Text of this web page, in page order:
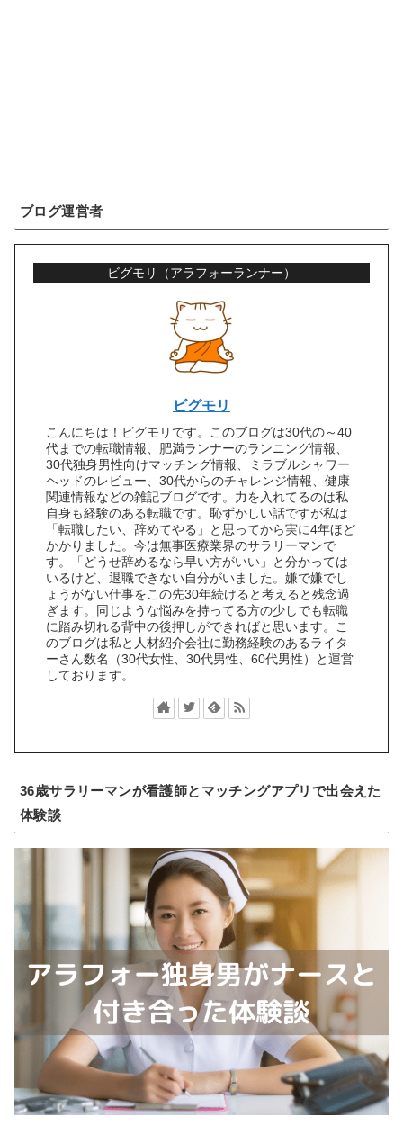
ブログ運営者
ビグモリ（アラフォーランナー）
ビグモリ
こんにちは！ビグモリです。このブログは30代の～40
代までの転職情報、肥満ランナーのランニング情報、
30代独身男性向けマッチング情報、ミラブルシャワー
ヘッドのレビュー、30代からのチャレンジ情報、健康
関連情報などの雑記ブログです。力を入れてるのは私
自身も経験のある転職です。恥ずかしい話ですが私は
「転職したい、辞めてやる」と思ってから実に4年ほど
かかりました。今は無事医療業界のサラリーマンで
す。「どうせ辞めるなら早い方がいい」と分かっては
いるけど、退職できない自分がいました。嫌で嫌でし
ょうがない仕事をこの先30年続けると考えると残念過
ぎます。同じような悩みを持ってる方の少しでも転職
に踏み切れる背中の後押しができればと思います。こ
のブログは私と人材紹介会社に勤務経験のあるライタ
ーさん数名（30代女性、30代男性、60代男性）と運営
しております。
36歳サラリーマンが看護師とマッチングアプリで出会えた
体験談